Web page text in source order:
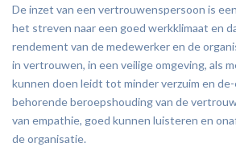
Voedingsleer
Coachen vanuit positieve
(Mentaal
Kinder-jeugd
De inzet van een vertrouwenspersoon is
het streven naar een goed werkklimaat en
rendement van de medewerker en de
in vertrouwen, in een veilige omgeving, als
kunnen doen leidt tot minder verzuim en
behorende beroepshouding van de
van empathie, goed kunnen luisteren en
de organisatie.